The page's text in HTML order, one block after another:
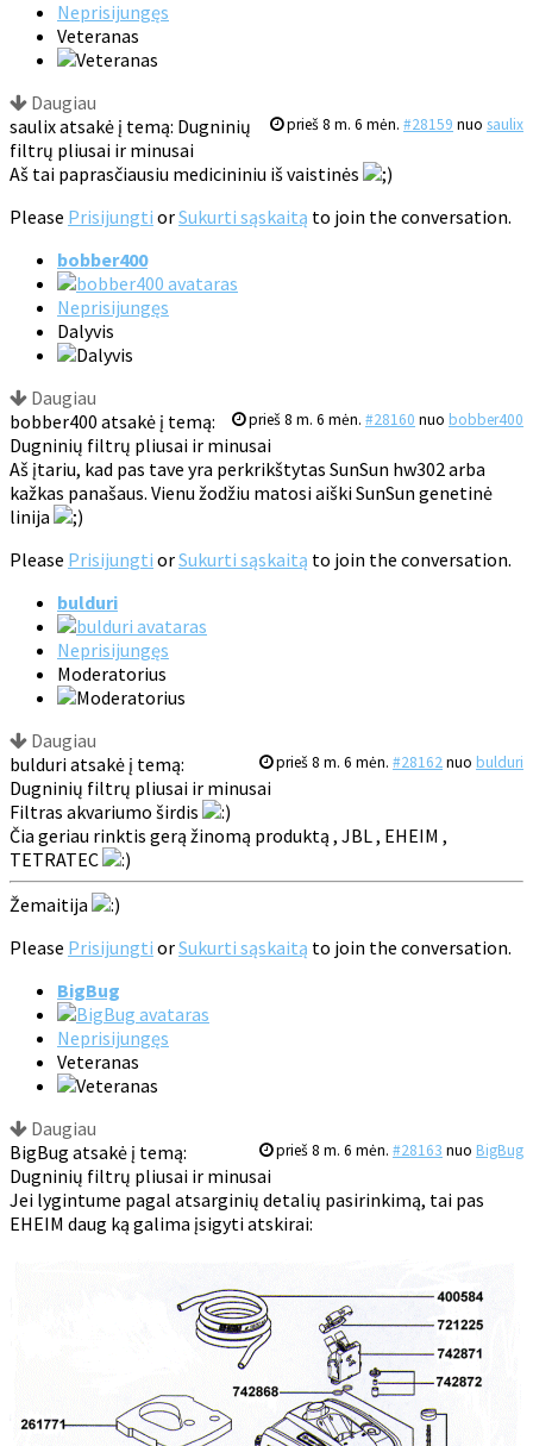
Neprisijungęs
Veteranas
Daugiau
prieš 8 m. 6 mėn. #28159 nuo saulix
saulix atsakė į temą: Dugninių
filtrų pliusai ir minusai
Aš tai paprasčiausiu medicininiu iš vaistinės
Please Prisijungti orSukurti sąskaitą to join the conversation.
bobber400
Neprisijungęs
Dalyvis
Daugiau
prieš 8 m. 6 mėn. #28160 nuo bobber400
bobber400 atsakė į temą:
Dugninių filtrų pliusai ir minusai
Aš įtariu, kad pas tave yra perkrikštytas SunSun hw302 arba
kažkas panašaus. Vienu žodžiu matosi aiški SunSun genetinė
linija
Please Prisijungti orSukurti sąskaitą to join the conversation.
bulduri
Neprisijungęs
Moderatorius
Daugiau
prieš 8 m. 6 mėn. #28162nuo bulduri
bulduri atsakė į temą:
Dugninių filtrų pliusai ir minusai
Filtras akvariumo širdis
Čia geriau rinktis gerą žinomą produktą , JBL , EHEIM ,
TETRATEC
Žemaitija
Please Prisijungti orSukurti sąskaitą to join the conversation.
BigBug
Neprisijungęs
Veteranas
Daugiau
prieš 8 m. 6 mėn. #28163 nuo BigBug
BigBug atsakė į temą:
Dugninių filtrų pliusai ir minusai
Jei lygintume pagal atsarginių detalių pasirinkimą, tai pas
EHEIM daug ką galima įsigyti atskirai: